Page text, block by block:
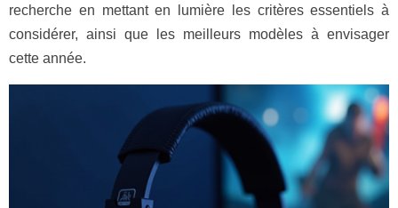
recherche en mettant en lumière les critères essentiels à
considérer, ainsi que les meilleurs modèles à envisager
cette année.